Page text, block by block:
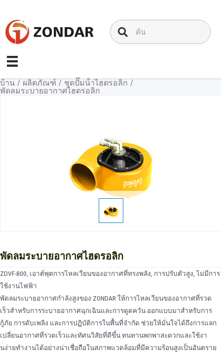
เนื้อหา
บ้าน / ผลิตภัณฑ์ / ชุดปั๊มน้ําไฮดรอลิก /
พัดลมระบายอากาศไฮดรอลิก
พัดลมระบายอากาศไฮดรอลิก
ZDVF-800, เอาต์พุตการไหลเวียนของอากาศที่ทรงพลัง, การปรับตัวสูง, ไม่มีการ
ใช้งานไฟฟ้า
พัดลมระบายอากาศกําลังสูงของ ZONDAR ให้การไหลเวียนของอากาศที่รวด
เร็วสําหรับการระบายอากาศฉุกเฉินและการดูดควัน ออกแบบมาสําหรับการ
กู้ภัย การดับเพลิง และการปฏิบัติการในพื้นที่จํากัด ช่วยให้มั่นใจได้ถึงการแลก
เปลี่ยนอากาศที่รวดเร็วและทัศนวิสัยที่ดีขึ้น ทนทานพกพาสะดวกและใช้งา
นง่ายทํางานได้อย่างน่าเชื่อถือในสภาพแวดล้อมที่มีความร้อนสูงเป็นอันตราย